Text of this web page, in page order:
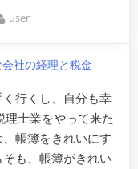
By
user
社の経理と税金
行くし、自分も幸
士業をやって来た
帳簿をきれいにす
も、帳簿がきれい